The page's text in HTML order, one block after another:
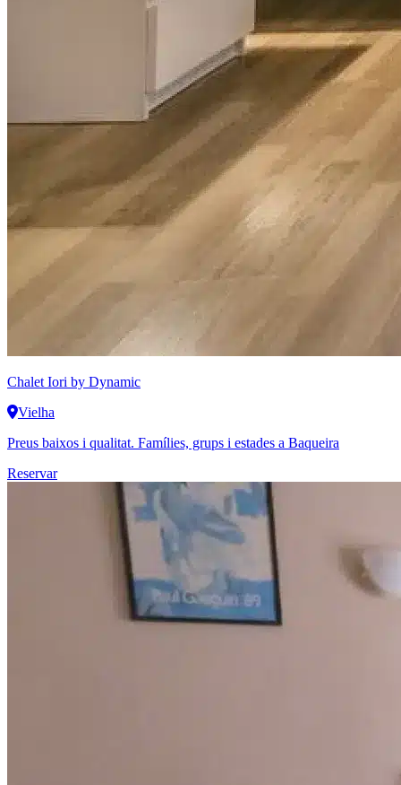
Chalet Iori by Dynamic
Vielha
Preus baixos i qualitat. Famílies, grups i estades a Baqueira
Reservar